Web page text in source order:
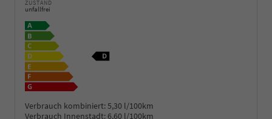
ZUSTAND
unfallfrei
Verbrauch kombiniert:5,30 l/100km
Verbrauch Innenstadt: 6,60 l/100km